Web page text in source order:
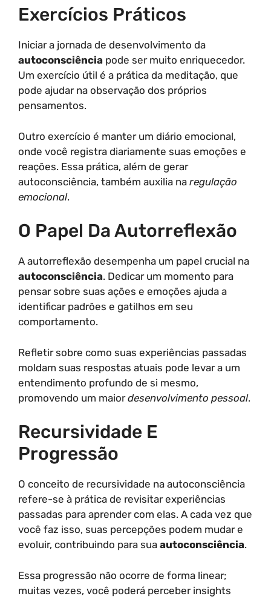
Exercícios Práticos
Iniciar a jornada de desenvolvimento da
autoconsciência pode ser muito enriquecedor.
Um exercício útil é a prática da meditação, que
pode ajudar na observação dos próprios
pensamentos.
Outro exercício é manter um diário emocional,
onde você registra diariamente suas emoções e
reações. Essa prática, além de gerar
autoconsciência, também auxilia na regulação
emocional.
O Papel Da Autorreflexão
A autorreflexão desempenha um papel crucial na
autoconsciência. Dedicar um momento para
pensar sobre suas ações e emoções ajuda a
identificar padrões e gatilhos em seu
comportamento.
Refletir sobre como suas experiências passadas
moldam suas respostas atuais pode levar a um
entendimento profundo de si mesmo,
promovendo um maiordesenvolvimento pessoal.
Recursividade E
Progressão
O conceito de recursividade na autoconsciência
refere-se à prática de revisitar experiências
passadas para aprender com elas. A cada vez que
você faz isso, suas percepções podem mudar e
evoluir, contribuindo para sua autoconsciência.
Essa progressão não ocorre de forma linear;
muitas vezes, você poderá perceber insights